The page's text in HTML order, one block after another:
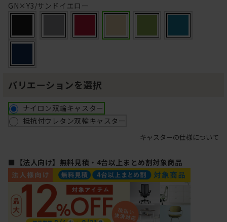
GN×Y3/サンドイエロー
バリエーションを選択
ナイロン双輪キャスター
抵抗付ウレタン双輪キャスター
キャスターの仕様について
■【法人向け】無料見積・4台以上まとめ割対象商品